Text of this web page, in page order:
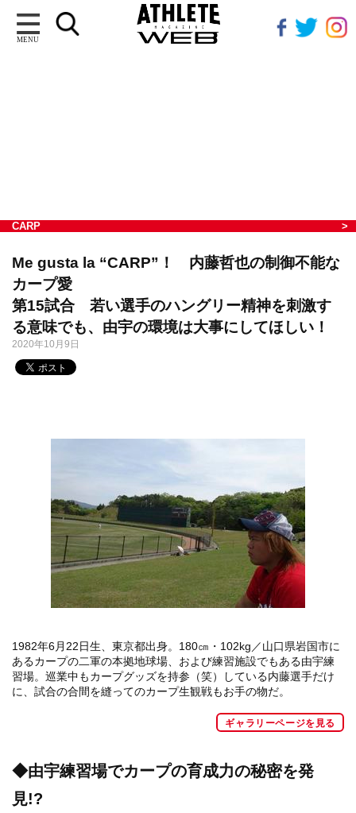
MENU
CARP
Me gusta la “CARP”！ 内藤哲也の制御不能な
カープ愛
第15試合 若い選手のハングリー精神を刺激す
る意味でも、由宇の環境は大事にしてほしい！
2020年10月9日
1982年6月22日生、東京都出身。180㎝・102kg／山口県岩国市に
あるカープの二軍の本拠地球場、および練習施設でもある由宇練
習場。巡業中もカープグッズを持参（笑）している内藤選手だけ
に、試合の合間を縫ってのカープ生観戦もお手の物だ。
ギャラリーページを見る
◆由宇練習場でカープの育成力の秘密を発
見!?